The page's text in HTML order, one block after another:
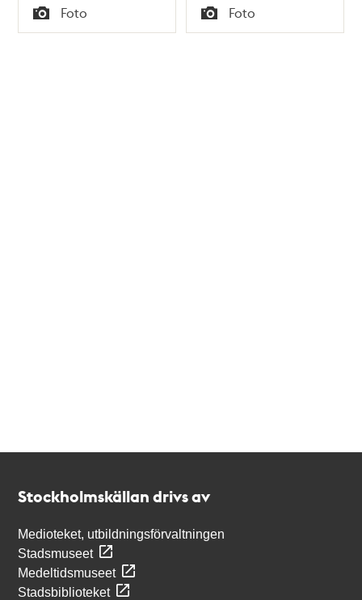
Typ
Foto
Typ
Foto
Stockholmskällan drivs av
Medioteket, utbildningsförvaltningen
Stadsmuseet
Medeltidsmuseet
Stadsbiblioteket